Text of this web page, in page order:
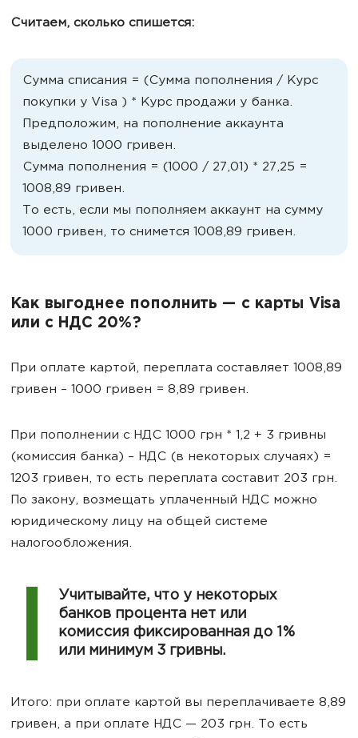
Считаем, сколько спишется:
Сумма списания = (Сумма пополнения / Курс
покупки у Visa ) * Курс продажи у банка.
Предположим, на пополнение аккаунта
выделено 1000 гривен.
Сумма пополнения = (1000 / 27,01) * 27,25 =
1008,89 гривен.
То есть, если мы пополняем аккаунт на сумму
1000 гривен, то снимется 1008,89 гривен.
Как выгоднее пополнить — с карты Visa
или с НДС 20%?
При оплате картой, переплата составляет 1008,89
гривен – 1000 гривен = 8,89 гривен.
При пополнении с НДС 1000 грн * 1,2 + 3 гривны
(комиссия банка) – НДС (в некоторых случаях) =
1203 гривен, то есть переплата составит 203 грн.
По закону, возмещать уплаченный НДС можно
юридическому лицу на общей системе
налогообложения.
Учитывайте, что у некоторых
банков процента нет или
комиссия фиксированная до 1%
или минимум 3 гривны.
Итого: при оплате картой вы переплачиваете 8,89
гривен, а при оплате НДС — 203 грн. То есть